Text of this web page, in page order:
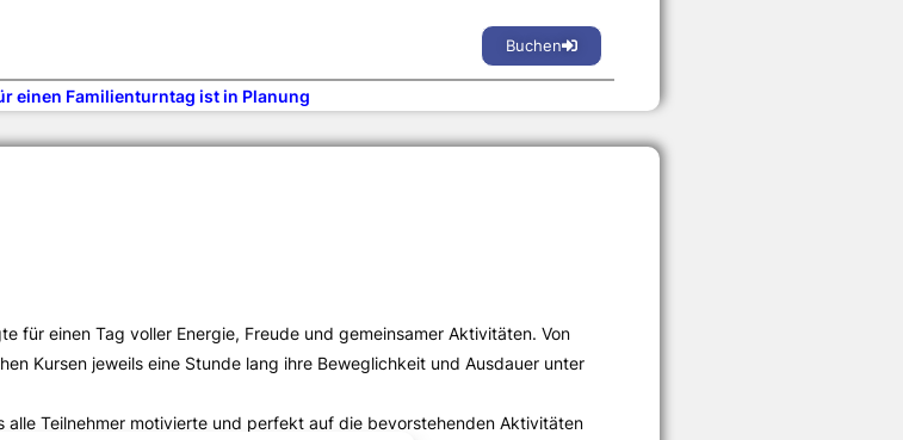
Buchen
einen Familienturntag ist in Planung
für einen Tag voller Energie, Freude und gemeinsamer Aktivitäten. Von
Kursen jeweils eine Stunde lang ihre Beweglichkeit und Ausdauer unter
alle Teilnehmer motivierte und perfekt auf die bevorstehenden Aktivitäten